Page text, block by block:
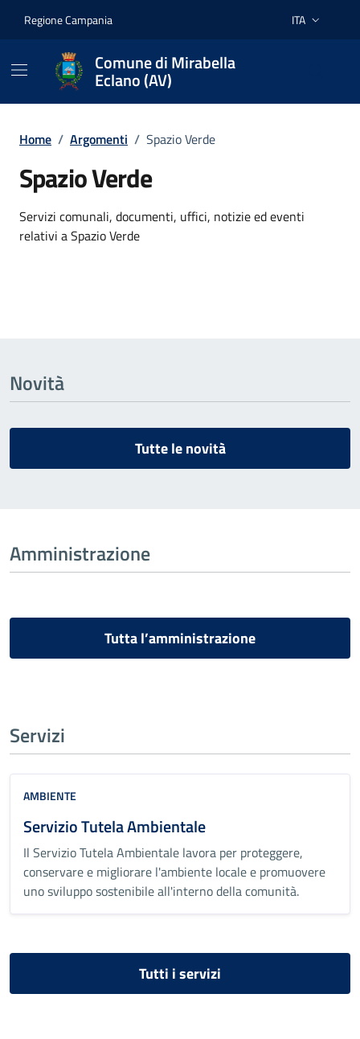
Regione Campania Lingua attiva:
ITA
Comune di Mirabella
Eclano (AV)
Home / Argomenti / Spazio Verde
Spazio Verde
Dettagli dell'argomento
Servizi comunali, documenti, uffici, notizie ed eventi
relativi a Spazio Verde
Novità
Tutte le novità
Amministrazione
Tutta l’amministrazione
Servizi
AMBIENTE
Servizio Tutela Ambientale
Il Servizio Tutela Ambientale lavora per proteggere,
conservare e migliorare l'ambiente locale e promuovere
uno sviluppo sostenibile all'interno della comunità.
Tutti i servizi